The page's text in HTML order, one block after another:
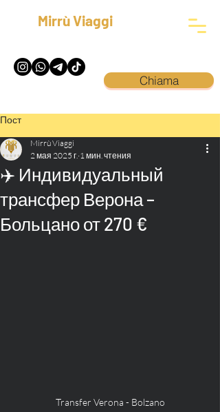
Mirrù Viaggi
Chiama
Пост
✈️ Индивидуальный
трансфер Верона –
Больцано от 270 €
Mirrù Viaggi
2 мая 2025 г. 1 мин. чтения
Transfer Verona - Bolzano